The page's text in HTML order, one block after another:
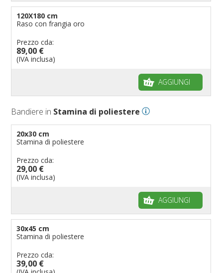
120X180 cm
Raso con frangia oro
Prezzo cda:
89,00 €
(IVA inclusa)
AGGIUNGI
Bandiere in Stamina di poliestere
20x30 cm
Stamina di poliestere
Prezzo cda:
29,00 €
(IVA inclusa)
AGGIUNGI
30x45 cm
Stamina di poliestere
Prezzo cda:
39,00 €